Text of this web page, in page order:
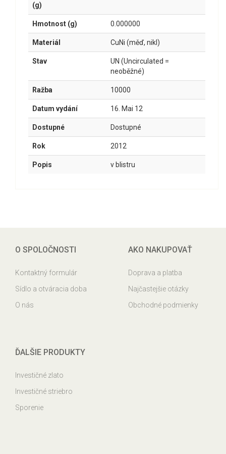
(g)
Hmotnost (g) 0.000000
Materiál CuNi (měď, nikl)
Stav
UN (Uncirculated =
neoběžné)
Ražba 10000
Datum vydání 16. Mai 12
Dostupné Dostupné
Rok 2012
Popis v blistru
O SPOLOČNOSTI
Kontaktný formulár
Sídlo a otváracia doba
O nás
AKO NAKUPOVAŤ
Doprava a platba
Najčastejšie otázky
Obchodné podmienky
ĎALŠIE PRODUKTY
Investičné zlato
Investičné striebro
Sporenie